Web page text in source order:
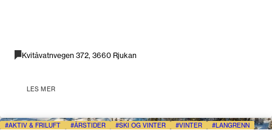
Kvitåvatnvegen 372, 3660 Rjukan
LES MER
AKTIV & FRILUFT ÅRSTIDER SKI OG VINTER VINTER LANGRENN